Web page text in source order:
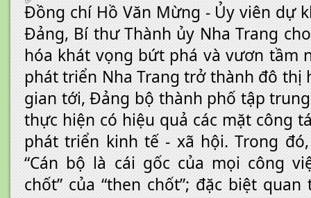
Đồng chí Hồ Văn Mừng - Ủy viên dự
Đảng, Bí thư Thành ủy Nha Trang
hóa khát vọng bứt phá và vươn tầm
phát triển Nha Trang trở thành đô thị
gian tới, Đảng bộ thành phố tập
thực hiện có hiệu quả các mặt công
phát triển kinh tế - xã hội. Trong
“Cán bộ là cái gốc của mọi công
chốt” của “then chốt”; đặc biệt